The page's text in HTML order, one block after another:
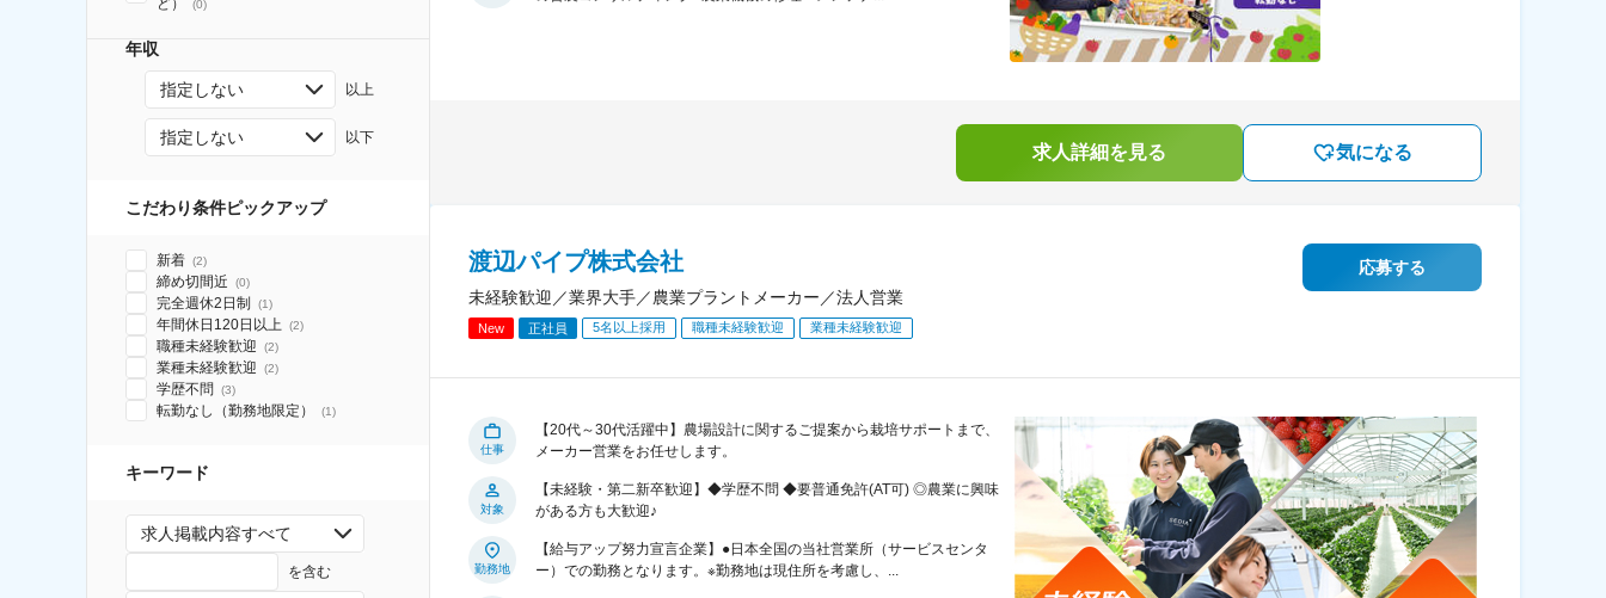
ど）
(0)
年収
指定しない 以上
指定しない 以下
こだわり条件ピックアップ
新着 (2)
締め切間近 (0)
完全週休2日制 (1)
年間休日120日以上 (2)
職種未経験歓迎 (2)
業種未経験歓迎 (2)
学歴不問 (3)
転勤なし（勤務地限定） (1)
キーワード
求人掲載内容すべて
を含む
求人詳細を見る 気になる
渡辺パイプ株式会社
未経験歓迎／業界大手／農業プラントメーカー／法人営業
New 正社員 5名以上採用 職種未経験歓迎 業種未経験歓迎
応募する
仕事
【20代～30代活躍中】農場設計に関するご提案から栽培サポートまで、
メーカー営業をお任せします。
対象
【未経験・第二新卒歓迎】◆学歴不問 ◆要普通免許(AT可) ◎農業に興味
がある方も大歓迎♪
勤務地
【給与アップ努力宣言企業】●日本全国の当社営業所（サービスセンタ
ー）での勤務となります。※勤務地は現住所を考慮し、...